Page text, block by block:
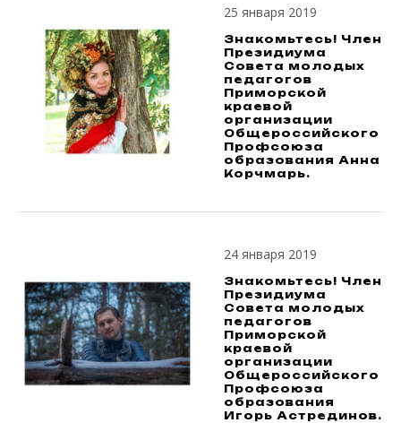
25 января 2019
Знакомьтесь! Член
Президиума
Совета молодых
педагогов
Приморской
краевой
организации
Общероссийского
Профсоюза
образования Анна
Корчмарь.
24 января 2019
Знакомьтесь! Член
Президиума
Совета молодых
педагогов
Приморской
краевой
организации
Общероссийского
Профсоюза
образования
Игорь Астрединов.